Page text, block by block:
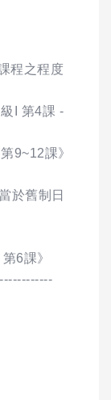
程之程度
I 第4課 -
9~12課》
於舊制日
6課》